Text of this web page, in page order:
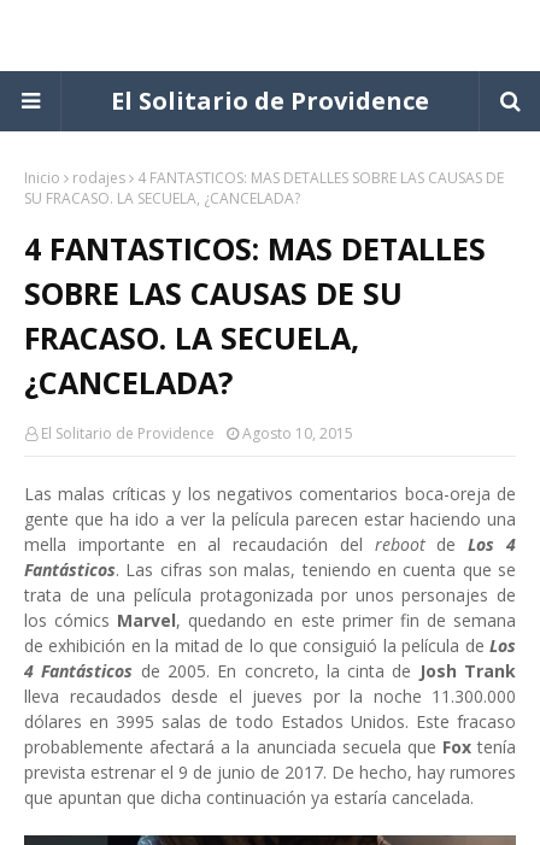
El Solitario de Providence
Inicio rodajes
4 FANTASTICOS: MAS DETALLES SOBRE LAS CAUSAS DE
SU FRACASO. LA SECUELA, ¿CANCELADA?
4 FANTASTICOS: MAS DETALLES
SOBRE LAS CAUSAS DE SU
FRACASO. LA SECUELA,
¿CANCELADA?
El Solitario de Providence Agosto 10, 2015
Las malas críticas y los negativos comentarios boca-oreja de
gente que ha ido a ver la película parecen estar haciendo una
mella importante en al recaudación del reboot deLos 4
Fantásticos. Las cifras son malas, teniendo en cuenta que se
trata de una película protagonizada por unos personajes de
los cómics Marvel, quedando en este primer fin de semana
de exhibición en la mitad de lo que consiguió la película de Los
4 Fantásticos de 2005. En concreto, la cinta de Josh Trank
lleva recaudados desde el jueves por la noche 11.300.000
dólares en 3995 salas de todo Estados Unidos. Este fracaso
probablemente afectará a la anunciada secuela que Foxtenía
prevista estrenar el 9 de junio de 2017. De hecho, hay rumores
que apuntan que dicha continuación ya estaría cancelada.